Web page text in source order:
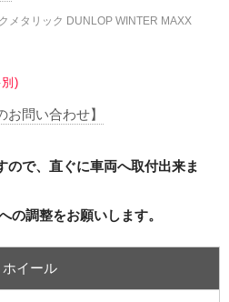
ール
ール
ール
ール
ール
ール
メタリック DUNLOP WINTER MAXX
)
問い合わせ】
ので、直ぐに車両へ取付出来ま
調整をお願いします。
イール